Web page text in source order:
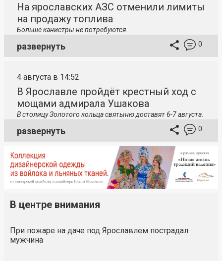
На ярославских АЗС отменили лимиты
на продажу топлива
Больше канистры не потребуются.
развернуть 0
4 августа в 14:52
В Ярославле пройдёт крестный ход с
мощами адмирала Ушакова
В столицуЗолотого кольца святыню доставят 6-7 августа.
развернуть 0
В центре внимания
При пожаре на даче под Ярославлем пострадал
мужчина